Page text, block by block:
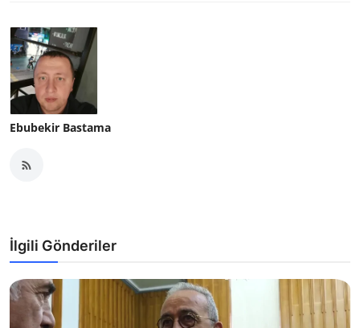
Ebubekir Bastama
İlgili Gönderiler